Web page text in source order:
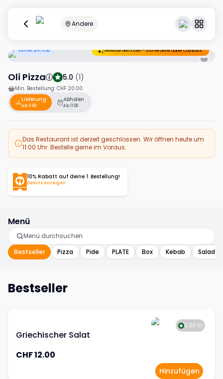
Andere
Öffnet um 11:00 Geniesse dein Essen – und verdiene dabei Cashback.
Oli Pizza 5.0 (1)
Min. Bestellung: CHF 20.00
Lieferung
Ab 11:00
Abholen
Ab 11:00
Das Restaurant ist derzeit geschlossen. Wir öffnen heute um
11:00 Uhr. Bestelle gerne im Voraus.
10% Rabatt auf deine 1. Bestellung!
Details anzeigen
Menü
Bestseller Pizza Pide PLATE Box Kebab Salads
Bestseller
Griechischer Salat
CHF 12.00
5.00 (1 )
Hinzufügen